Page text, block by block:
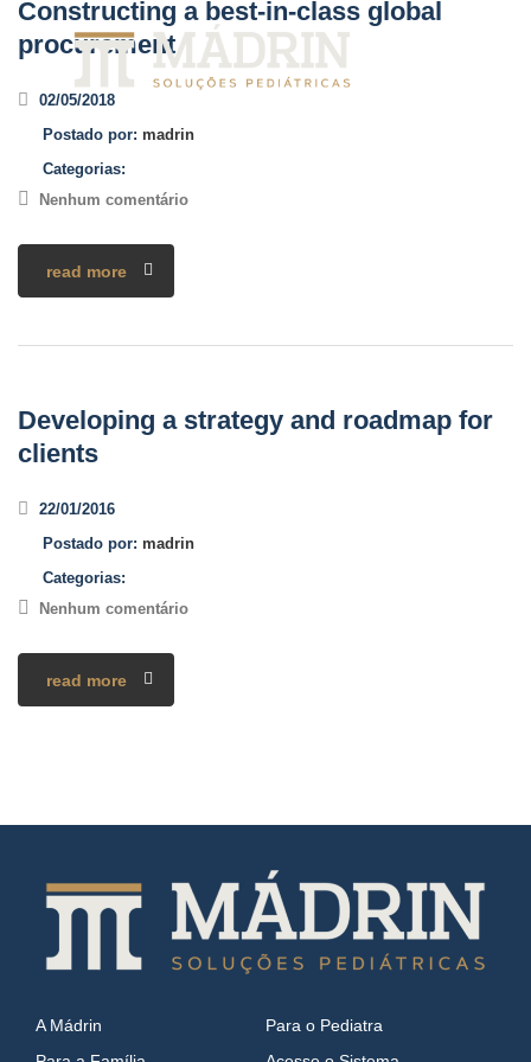
Constructing a best-in-class global
procurement
02/05/2018
Postado por: madrin
Categorias:
Nenhum comentário
read more
Developing a strategy and roadmap for
clients
22/01/2016
Postado por: madrin
Categorias:
Nenhum comentário
read more
A Mádrin
Para o Pediatra